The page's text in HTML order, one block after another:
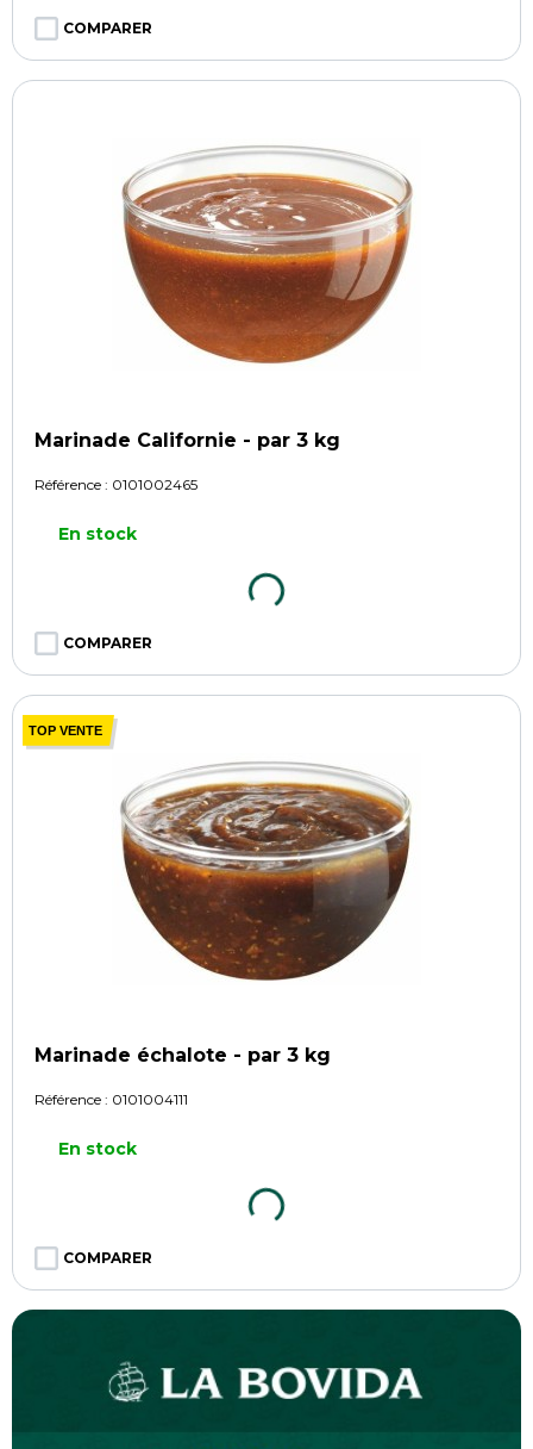
COMPARER
Marinade Californie - par 3 kg
Référence : 0101002465
En stock
COMPARER
TOP VENTE
Marinade échalote - par 3 kg
Référence : 0101004111
En stock
COMPARER